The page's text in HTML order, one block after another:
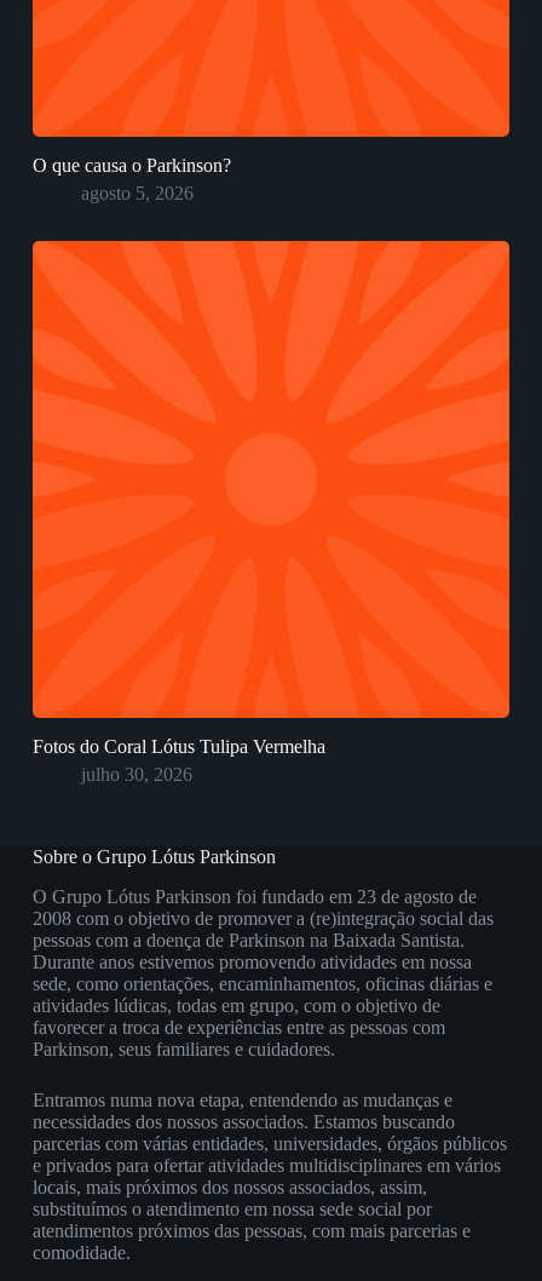
O que causa o Parkinson?
agosto 5, 2026
Fotos do Coral Lótus Tulipa Vermelha
julho 30, 2026
Sobre o Grupo Lótus Parkinson
O Grupo Lótus Parkinson foi fundado em 23 de agosto de
2008 com o objetivo de promover a (re)integração social das
pessoas com a doença de Parkinson na Baixada Santista.
Durante anos estivemos promovendo atividades em nossa
sede, como orientações, encaminhamentos, oficinas diárias e
atividades lúdicas, todas em grupo, com o objetivo de
favorecer a troca de experiências entre as pessoas com
Parkinson, seus familiares e cuidadores.
Entramos numa nova etapa, entendendo as mudanças e
necessidades dos nossos associados. Estamos buscando
parcerias com várias entidades, universidades, órgãos públicos
e privados para ofertar atividades multidisciplinares em vários
locais, mais próximos dos nossos associados, assim,
substituímos o atendimento em nossa sede social por
atendimentos próximos das pessoas, com mais parcerias e
comodidade.